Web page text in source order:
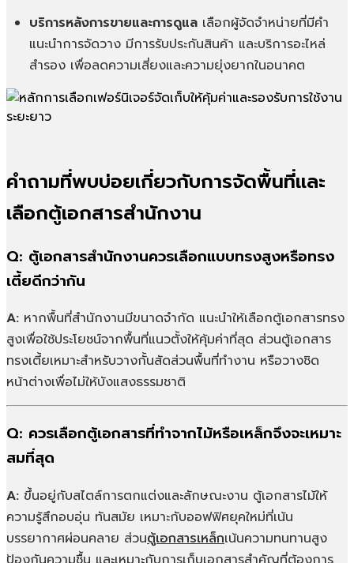
บริการหลังการขายและการดูแลเลือกผู้จัดจำหน่ายที่มีคำ
แนะนำการจัดวาง มีการรับประกันสินค้า และบริการอะไหล่
สำรอง เพื่อลดความเสี่ยงและความยุ่งยากในอนาคต
คำถามที่พบบ่อยเกี่ยวกับการจัดพื้นที่และ
เลือกตู้เอกสารสำนักงาน
Q: ตู้เอกสารสำนักงานควรเลือกแบบทรงสูงหรือทรง
เตี้ยดีกว่ากัน
A: หากพื้นที่สำนักงานมีขนาดจำกัด แนะนำให้เลือกตู้เอกสารทรง
สูงเพื่อใช้ประโยชน์จากพื้นที่แนวตั้งให้คุ้มค่าที่สุด ส่วนตู้เอกสาร
ทรงเตี้ยเหมาะสำหรับวางกั้นสัดส่วนพื้นที่ทำงาน หรือวางชิด
หน้าต่างเพื่อไม่ให้บังแสงธรรมชาติ
Q: ควรเลือกตู้เอกสารที่ทำจากไม้หรือเหล็กจึงจะเหมาะ
สมที่สุด
A: ขึ้นอยู่กับสไตล์การตกแต่งและลักษณะงาน ตู้เอกสารไม้ให้
ความรู้สึกอบอุ่น ทันสมัย เหมาะกับออฟฟิศยุคใหม่ที่เน้น
บรรยากาศผ่อนคลาย ส่วนตู้เอกสารเหล็กเน้นความทนทานสูง